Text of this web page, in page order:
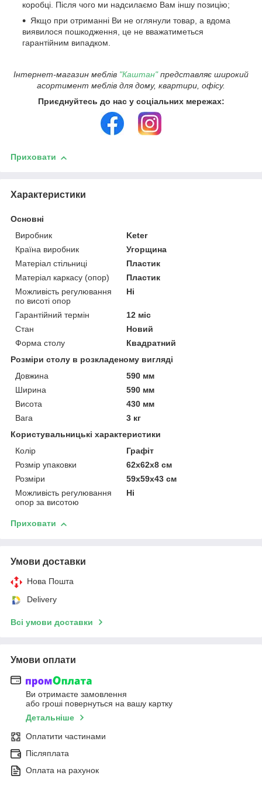
коробці. Після чого ми надсилаємо Вам іншу позицію;
Якщо при отриманні Ви не оглянули товар, а вдома
виявилося пошкодження, це не вважатиметься
гарантійним випадком.
Інтернет-магазин меблів "Каштан"представляє широкий
асортимент меблів для дому, квартири, офісу.
Приєднуйтесь до нас у соціальних мережах:
Приховати
Характеристики
Основні
Виробник
Keter
Країна виробник
Угорщина
Матеріал стільниці
Пластик
Матеріал каркасу (опор)
Пластик
Можливість регулювання
по висоті опор
Ні
Гарантійний термін
12 міс
Стан
Новий
Форма столу
Квадратний
Розміри столу в розкладеному вигляді
Довжина
590 мм
Ширина
590 мм
Висота
430 мм
Вага
3 кг
Користувальницькі характеристики
Колір
Графіт
Розмір упаковки
62х62х8 см
Розміри
59х59х43 см
Можливість регулювання
опор за висотою
Ні
Приховати
Умови доставки
Нова Пошта
Delivery
Всі умови доставки
Умови оплати
Ви отримаєте замовлення
або гроші повернуться на вашу картку
Детальніше
Оплатити частинами
Післяплата
Оплата на рахунок